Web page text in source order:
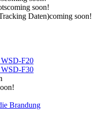
coming soon!
Daten)coming soon!
F20
F30
Brandung